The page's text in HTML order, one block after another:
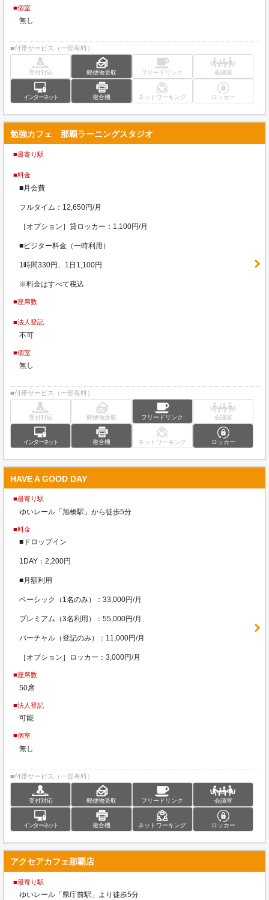
■個室
無し
■付帯サービス（一部有料）
受付対応 郵便物受取 フリードリンク 会議室
インターネット 複合機 ネットワーキング ロッカー
勉強カフェ 那覇ラーニングスタジオ
■最寄り駅
■料金
■月会費
フルタイム：12,650円/月
［オプション］貸ロッカー：1,100円/月
■ビジター料金（一時利用）
1時間330円、1日1,100円
※料金はすべて税込
■座席数
■法人登記
不可
■個室
無し
■付帯サービス（一部有料）
受付対応 郵便物受取 フリードリンク 会議室
インターネット 複合機 ネットワーキング ロッカー
HAVE A GOOD DAY
■最寄り駅
ゆいレール「旭橋駅」から徒歩5分
■料金
■ドロップイン
1DAY：2,200円
■月額利用
ベーシック（1名のみ）：33,000円/月
プレミアム（3名利用）：55,000円/月
バーチャル（登記のみ）：11,000円/月
［オプション］ロッカー：3,000円/月
■座席数
50席
■法人登記
可能
■個室
無し
■付帯サービス（一部有料）
受付対応 郵便物受取 フリードリンク 会議室
インターネット 複合機 ネットワーキング ロッカー
アクセアカフェ那覇店
■最寄り駅
ゆいレール「県庁前駅」より徒歩5分